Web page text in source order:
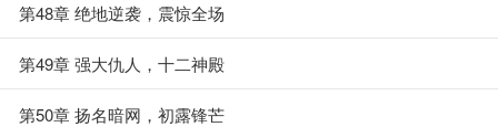
第48章 绝地逆袭，震惊全场
第49章 强大仇人，十二神殿
第50章 扬名暗网，初露锋芒